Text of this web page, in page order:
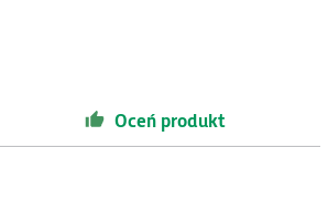
Oceń produkt